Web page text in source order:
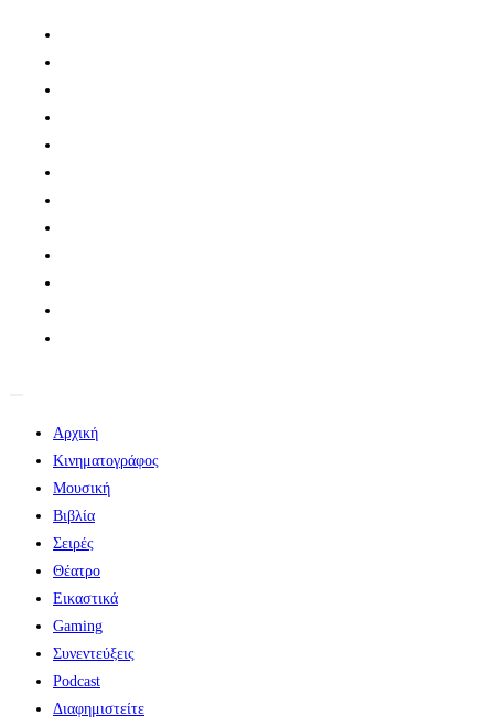
Αρχική
Κινηματογράφος
Μουσική
Βιβλία
Σειρές
Θέατρο
Εικαστικά
Gaming
Συνεντεύξεις
Podcast
Διαφημιστείτε